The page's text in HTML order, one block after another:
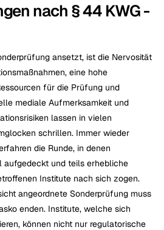
nach § 44 KWG -
ansetzt, ist die Nervosität
eine hohe
für die Prüfung und
mediale Aufmerksamkeit und
lassen in vielen
schrillen. Immer wieder
die Runde, in denen
aufgedeckt und teils erhebliche
Institute nach sich zogen.
angeordnete Sonderprüfung muss
enden. Institute, welche sich
können nicht nur regulatorische